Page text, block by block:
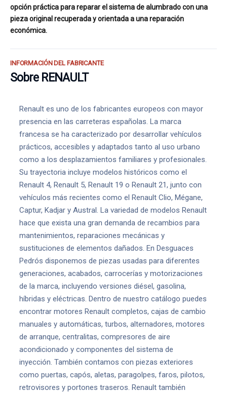
opción práctica para reparar el sistema de alumbrado con una
pieza original recuperada y orientada a una reparación
económica.
INFORMACIÓN DEL FABRICANTE
Sobre RENAULT
Renault es uno de los fabricantes europeos con mayor
presencia en las carreteras españolas. La marca
francesa se ha caracterizado por desarrollar vehículos
prácticos, accesibles y adaptados tanto al uso urbano
como a los desplazamientos familiares y profesionales.
Su trayectoria incluye modelos históricos como el
Renault 4, Renault 5, Renault 19 o Renault 21, junto con
vehículos más recientes como el Renault Clio, Mégane,
Captur, Kadjar y Austral. La variedad de modelos Renault
hace que exista una gran demanda de recambios para
mantenimientos, reparaciones mecánicas y
sustituciones de elementos dañados. En Desguaces
Pedrós disponemos de piezas usadas para diferentes
generaciones, acabados, carrocerías y motorizaciones
de la marca, incluyendo versiones diésel, gasolina,
híbridas y eléctricas. Dentro de nuestro catálogo puedes
encontrar motores Renault completos, cajas de cambio
manuales y automáticas, turbos, alternadores, motores
de arranque, centralitas, compresores de aire
acondicionado y componentes del sistema de
inyección. También contamos con piezas exteriores
como puertas, capós, aletas, paragolpes, faros, pilotos,
retrovisores y portones traseros. Renault también